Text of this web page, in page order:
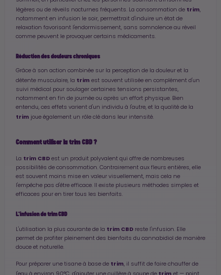
légères ou de réveils nocturnes fréquents. La consommation de trim,
notamment en infusion le soir, permettrait d'induire un état de
relaxation favorisant l'endormissement, sans somnolence au réveil
comme peuvent le provoquer certains médicaments.
Réduction des douleurs chroniques
Grâce à son action combinée sur la perception de la douleur et la
détente musculaire, la trim est souvent utilisée en complément d'un
suivi médical pour soulager certaines tensions persistantes,
notamment en fin de journée ou après un effort physique. Bien
entendu, ces effets varient d'un individu à l'autre, et la qualité de la
trim joue également un rôle clé dans leur intensité.
Comment utiliser la trim CBD ?
La trim CBD est un produit polyvalent qui offre de nombreuses
possibilités de consommation. Contrairement aux fleurs entières, elle
est souvent moins mise en valeur visuellement, mais cela ne
l'empêche pas d'être efficace. Il existe plusieurs méthodes simples et
efficaces pour en tirer tous les bienfaits.
L'infusion de trim CBD
L'utilisation la plus courante de la trim CBD reste l'infusion. Elle
permet de profiter pleinement des bienfaits du cannabidiol de manière
douce et naturelle.
Pour préparer une tisane à base de trim, il suffit de faire chauffer de
trim